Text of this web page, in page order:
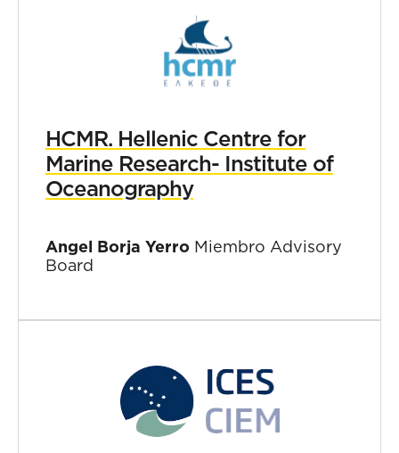
HCMR. Hellenic Centre for
Marine Research- Institute of
Oceanography
Angel Borja Yerro Miembro Advisory
Board